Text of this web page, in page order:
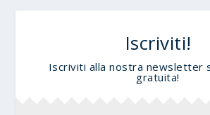
Iscriviti!
Iscriviti alla nostra newsletter
gratuita!